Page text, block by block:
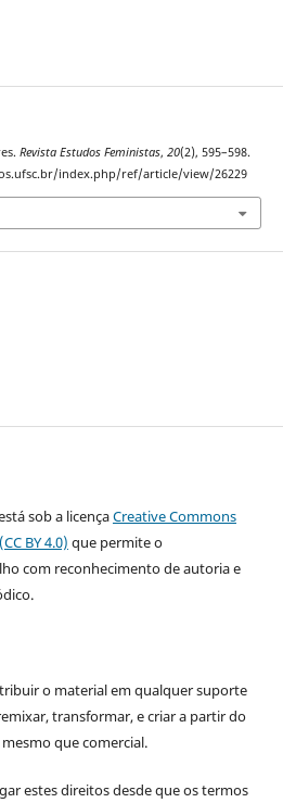
Revista Estudos Feministas, 20(2), 595–598.
index.php/ref/article/view/26229
sob a licençaCreative Commons
BY 4.0) que permite o
com reconhecimento de autoria e
o material em qualquer suporte
transformar, e criar a partir do
que comercial.
estes direitos desde que os termos